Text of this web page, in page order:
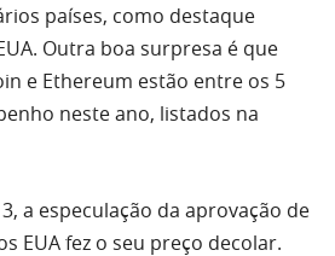
países, como destaque
Outra boa surpresa é que
e Ethereum estão entre os 5
neste ano, listados na
a especulação da aprovação de
EUA fez o seu preço decolar.